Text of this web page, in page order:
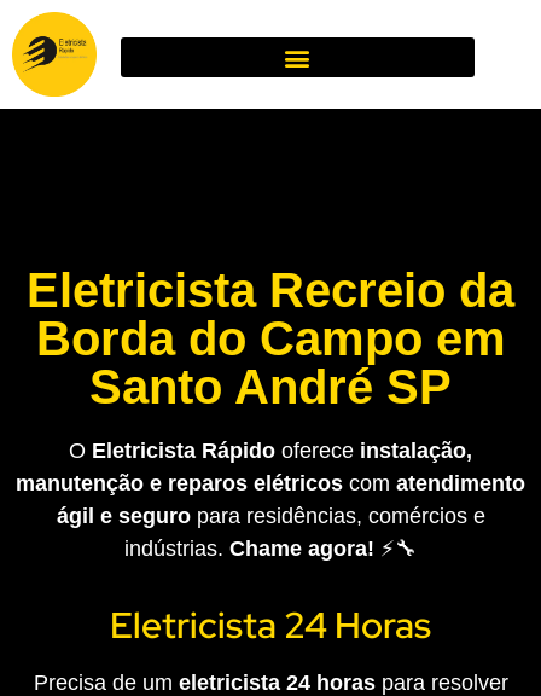
Eletricista Recreio da
Borda do Campo em
Santo André SP
O Eletricista Rápido oferece instalação,
manutenção e reparos elétricos com atendimento
ágil e seguropara residências, comércios e
indústrias. Chame agora! ⚡🔧
Eletricista 24 Horas
Precisa de um eletricista 24 horaspara resolver